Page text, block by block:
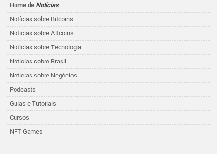
Home de Notícias
Notícias sobre Bitcoins
Notícias sobre Altcoins
Noticias sobre Tecnologia
Noticias sobre Brasil
Noticias sobre Negócios
Podcasts
Guias e Tutoriais
Cursos
NFT Games